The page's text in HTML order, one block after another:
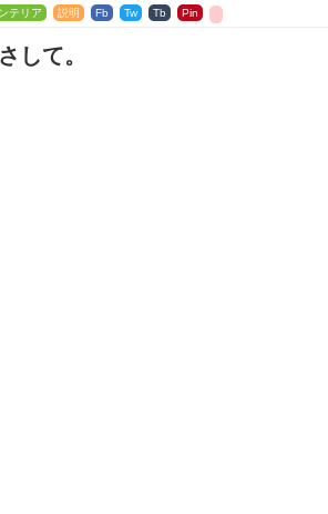
テリア 説明 Fb Tw Tb Pin
して。